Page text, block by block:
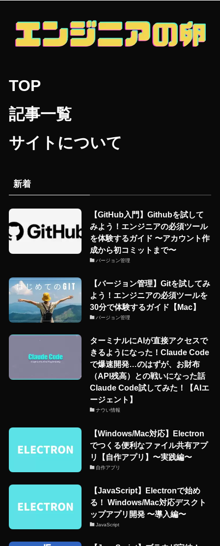
TOP
記事一覧
サイトについて
新着
【GitHub入門】Githubを試して
みよう！エンジニアの必須ツール
を体験するガイド 〜アカウント作
成から初コミットまで〜
バージョン管理
【バージョン管理】Gitを試してみ
よう！エンジニアの必須ツールを
30分で体験するガイド【Mac】
バージョン管理
ターミナルにAIが直接アクセスで
きるようになった！Claude Code
で爆速開発…のはずが、お財布
（API残高）との戦いになった話
Claude Code試してみた！【AIエ
ージェント】
ナウい情報
【Windows/Mac対応】Electron
でつくる便利なファイル共有アプ
リ【自作アプリ】〜実践編〜
自作アプリ
【JavaScript】Electronで始め
る！ Windows/Mac対応デスクト
ップアプリ開発 〜導入編〜
JavaScript